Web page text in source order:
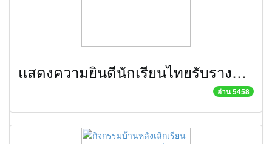
แสดงความยินดีนักเรียนไทยรับรางวัลเหรียญทองการแข่งขันคณิตศาสตร์โลก
อ่าน 5458